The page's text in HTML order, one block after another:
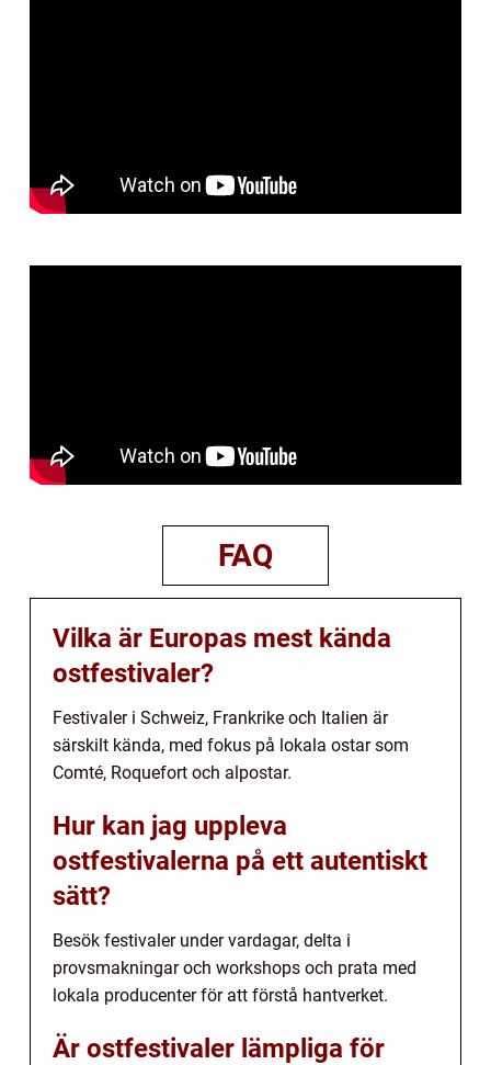
FAQ
Vilka är Europas mest kända
ostfestivaler?
Festivaler i Schweiz, Frankrike och Italien är
särskilt kända, med fokus på lokala ostar som
Comté, Roquefort och alpostar.
Hur kan jag uppleva
ostfestivalerna på ett autentiskt
sätt?
Besök festivaler under vardagar, delta i
provsmakningar och workshops och prata med
lokala producenter för att förstå hantverket.
Är ostfestivaler lämpliga för